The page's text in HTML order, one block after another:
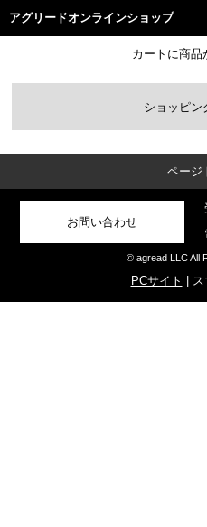
アグリードオンラインショップ
カートに商品
ショッピン
ページ
お問い合わせ
© agread LLC All
PCサイト |